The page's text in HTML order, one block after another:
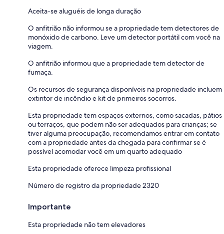
Aceita-se aluguéis de longa duração
O anfitrião não informou se a propriedade tem detectores de
monóxido de carbono. Leve um detector portátil com você na
viagem.
O anfitrião informou que a propriedade tem detector de
fumaça.
Os recursos de segurança disponíveis na propriedade incluem
extintor de incêndio e kit de primeiros socorros.
Esta propriedade tem espaços externos, como sacadas, pátios
ou terraços, que podem não ser adequados para crianças; se
tiver alguma preocupação, recomendamos entrar em contato
com a propriedade antes da chegada para confirmar se é
possível acomodar você em um quarto adequado
Esta propriedade oferece limpeza profissional
Número de registro da propriedade 2320
Importante
Esta propriedade não tem elevadores